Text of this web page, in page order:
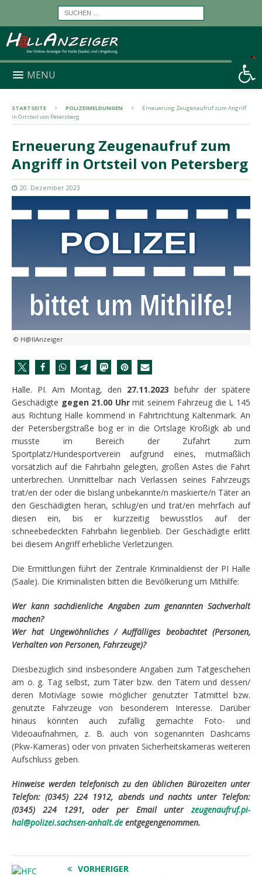
Werkzeugleiste öffnen
MENU
STARTSEITE POLIZEIMELDUNGEN
Erneuerung Zeugenaufruf zum Angriff
in Ortsteil von Petersberg
Erneuerung Zeugenaufruf zum
Angriff in Ortsteil von Petersberg
20. Dezember 2023
© H@llAnzeiger
Halle. PI. Am Montag, den 27.11.2023 befuhr der spätere
Geschädigte gegen 21.00 Uhrmit seinem Fahrzeug die L 145
aus Richtung Halle kommend in Fahrtrichtung Kaltenmark. An
der Petersbergstraße bog er in die Ortslage Kroßigk ab und
musste im Bereich der Zufahrt zum
Sportplatz/Hundesportverein aufgrund eines, mutmaßlich
vorsätzlich auf die Fahrbahn gelegten, großen Astes die Fahrt
unterbrechen. Unmittelbar nach Verlassen seines Fahrzeugs
trat/en der oder die bislang unbekannte/n maskierte/n Täter an
den Geschädigten heran, schlug/en und trat/en mehrfach auf
diesen ein, bis er kurzzeitig bewusstlos auf der
schneebedeckten Fahrbahn liegenblieb. Der Geschädigte erlitt
bei diesem Angriff erhebliche Verletzungen.
Die Ermittlungen führt der Zentrale Kriminaldienst der PI Halle
(Saale). Die Kriminalisten bitten die Bevölkerung um Mithilfe:
Wer kann sachdienliche Angaben zum genannten Sachverhalt
machen?
Wer hat Ungewöhnliches / Auffälliges beobachtet (Personen,
Verhalten von Personen, Fahrzeuge)?
Diesbezüglich sind insbesondere Angaben zum Tatgeschehen
am o. g. Tag selbst, zum Täter bzw. den Tätern und dessen/
deren Motivlage sowie möglicher genutzter Tatmittel bzw.
genutzte Fahrzeuge von besonderem Interesse. Darüber
hinaus könnten auch zufällig gemachte Foto- und
Videoaufnahmen, z. B. auch von sogenannten Dashcams
(Pkw-Kameras) oder von privaten Sicherheitskameras weiteren
Aufschluss geben.
Hinweise werden telefonisch zu den üblichen Bürozeiten unter
Telefon: (0345) 224 1912, abends und nachts unter Telefon:
(0345) 224 1291, oder per Email unterzeugenaufruf.pi-
hal@polizei.sachsen-anhalt.de entgegengenommen.
VORHERIGER